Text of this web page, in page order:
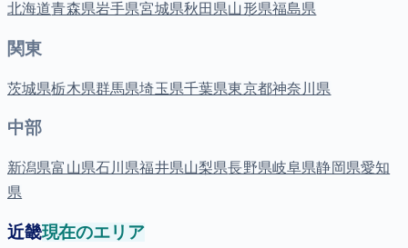
北海道青森県岩手県宮城県秋田県山形県福島県
関東
茨城県栃木県群馬県埼玉県千葉県東京都神奈川県
中部
新潟県富山県石川県福井県山梨県長野県岐阜県静岡県愛知
県
近畿現在のエリア